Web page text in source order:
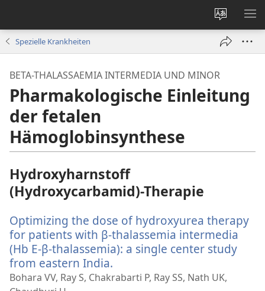
ändern
Spezielle Krankheiten
BETA-THALASSAEMIA INTERMEDIA UND MINOR
Pharmakologische Einleitung
der fetalen
Hämoglobinsynthese
Hydroxyharnstoff
(Hydroxycarbamid)-Therapie
Optimizing the dose of hydroxyurea therapy
for patients with β-thalassemia intermedia
(Hb E-β-thalassemia): a single center study
from eastern India.
neues
Bohara VV, Ray S, Chakrabarti P, Ray SS, Nath UK,